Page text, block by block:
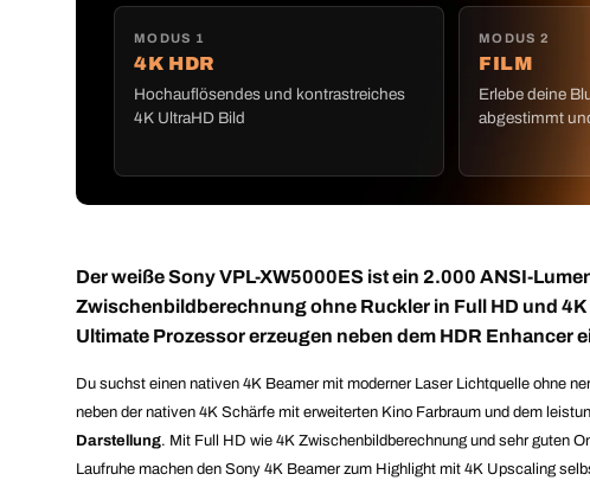
MODUS 1
4K HDR
Hochauflösendes und kontrastreiches
4K UltraHD Bild
MODUS 2
FILM
Erlebe deine
abgestimmt
Der weiße Sony VPL-XW5000ES ist ein 2.000 ANSI-
Zwischenbildberechnung ohne Ruckler in Full HD und
Ultimate Prozessor erzeugen neben dem HDR Enhancer
Du suchst einen nativen 4K Beamer mit moderner Laser Lichtquelle ohne
neben der nativen 4K Schärfe mit erweiterten Kino Farbraum und dem
Darstellung. Mit Full HD wie 4K Zwischenbildberechnung und sehr guten
Laufruhe machen den Sony 4K Beamer zum Highlight mit 4K Upscaling